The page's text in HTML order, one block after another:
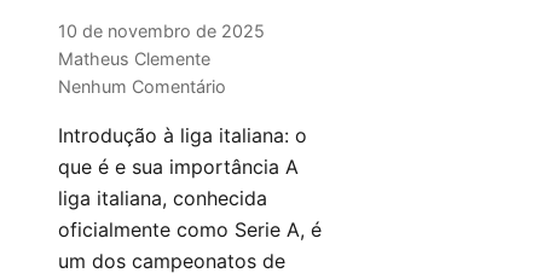
10 de novembro de 2025
Matheus Clemente
Nenhum Comentário
Introdução à liga italiana: o
que é e sua importância A
liga italiana, conhecida
oficialmente como Serie A, é
um dos campeonatos de